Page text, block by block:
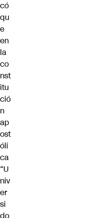
có
qu
e
en
la
co
nst
itu
ció
n
ap
ost
óli
ca
“U
niv
er
si
do